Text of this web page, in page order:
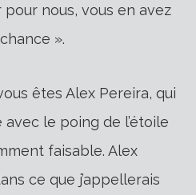
nous, vous en avez
».
êtes Alex Pereira, qui
le poing de l’étoile
faisable. Alex
ce que j’appellerais